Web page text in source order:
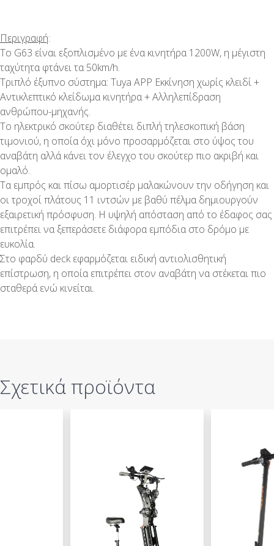
Περιγραφή:
Το G63 είναι εξοπλισμένο με ένα κινητήρα 1200W, η μέγιστη
ταχύτητα φτάνει τα 50km/h.
Τριπλό έξυπνο σύστημα: Tuya APP Εκκίνηση χωρίς κλειδί +
Αντικλεπτικό κλείδωμα κινητήρα + Αλληλεπίδραση
ανθρώπου-μηχανής.
Το ηλεκτρικό σκούτερ διαθέτει διπλή τηλεσκοπική βάση
τιμονιού, η οποία όχι μόνο προσαρμόζεται στο ύψος του
αναβάτη αλλά κάνει τον έλεγχο του σκούτερ πιο ακριβή και
ομαλό.
Τα εμπρός και πίσω αμορτισέρ μαλακώνουν την οδήγηση και
οι τροχοί πλάτους 11 ιντσών με βαθύ πέλμα δημιουργούν
εξαιρετική πρόσφυση. Η υψηλή απόσταση από το έδαφος σας
επιτρέπει να ξεπεράσετε διάφορα εμπόδια στο δρόμο με
ευκολία.
Στο φαρδύ deck εφαρμόζεται ειδική αντιολισθητική
επίστρωση, η οποία επιτρέπει στον αναβάτη να στέκεται πιο
σταθερά ενώ κινείται.
Σχετικά προϊόντα